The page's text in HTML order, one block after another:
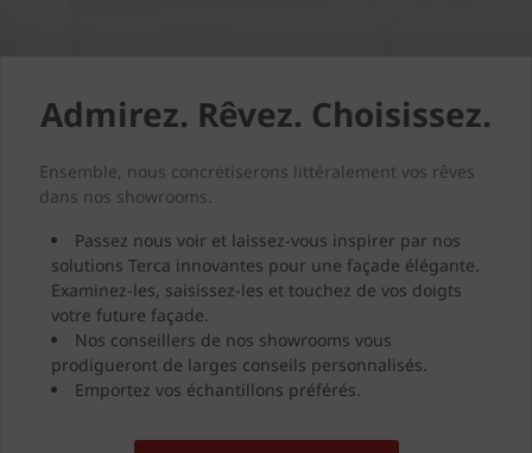
Admirez. Rêvez. Choisissez.
Ensemble, nous concrétiserons littéralement vos rêves
dans nos showrooms.
Passez nous voir et laissez-vous inspirer par nos
solutions Terca innovantes pour une façade élégante.
Examinez-les, saisissez-les et touchez de vos doigts
votre future façade.
Nos conseillers de nos showrooms vous
prodigueront de larges conseils personnalisés.
Emportez vos échantillons préférés.